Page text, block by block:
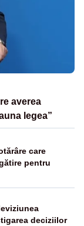
averea
legea”
care
pentru
deciziilor